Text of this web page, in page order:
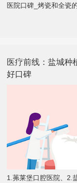
医院口碑_烤瓷和全瓷
医疗前线：盐城种
好口碑
1.茀莱堡口腔医院、2.